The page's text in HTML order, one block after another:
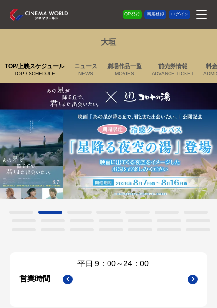
QR発行 新規登録 ログイン
大垣
TOP/上映スケジュール
TOP / SCHEDULE
ニュース
NEWS
劇場作品一覧
MOVIES
前売券情報
ADVANCE TICKET
料
営業時間
平日 9：00～24：00
00